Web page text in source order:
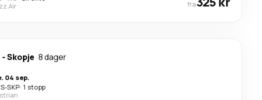
Air
fra
-Skopje 8 dager
04 sep.
-SKP· 1 stopp